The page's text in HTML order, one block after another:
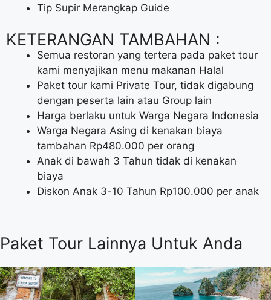
Tip Supir Merangkap Guide
KETERANGAN TAMBAHAN :
Semua restoran yang tertera pada paket tour
kami menyajikan menu makanan Halal
Paket tour kami Private Tour, tidak digabung
dengan peserta lain atau Group lain
Harga berlaku untuk Warga Negara Indonesia
Warga Negara Asing di kenakan biaya
tambahan Rp480.000 per orang
Anak di bawah 3 Tahun tidak di kenakan
biaya
Diskon Anak 3-10 Tahun Rp100.000 per anak
Paket Tour Lainnya Untuk Anda